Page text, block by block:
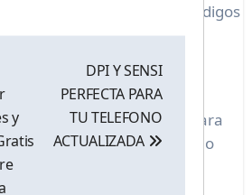
en tiendas autorizadas y códigos
demostración educativa
para
Protege tu cuenta y no
ni datos sensibles.
y
DPI Y SENSI
PERFECTA PARA
TU TELEFONO
ACTUALIZADA